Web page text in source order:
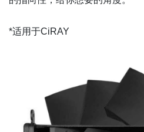
*适用于CiRAY